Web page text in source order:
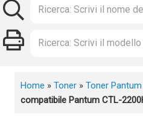
Home » Toner » Toner Pantum
compatibile Pantum CTL-